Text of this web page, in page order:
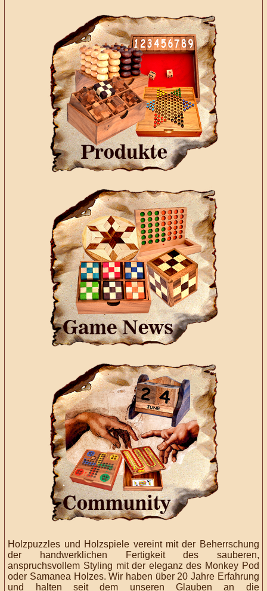
Holzpuzzles und Holzspiele vereint mit der Beherrschung
der handwerklichen Fertigkeit des sauberen,
anspruchsvollem Styling mit der eleganz des Monkey Pod
oder Samanea Holzes. Wir haben über 20 Jahre Erfahrung
und halten seit dem unseren Glauben an die